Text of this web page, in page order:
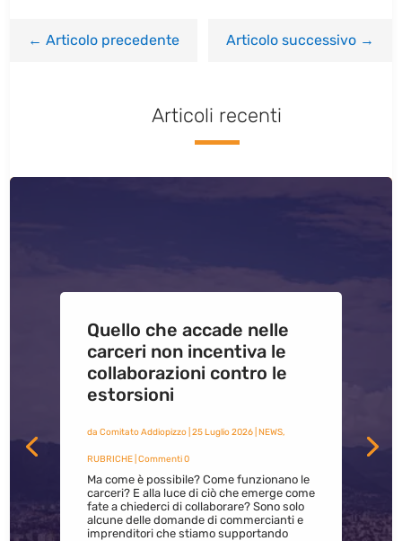
←Articolo precedente Articolo successivo→
Articoli recenti
Quello che accade nelle
carceri non incentiva le
collaborazioni contro le
estorsioni
da Comitato Addiopizzo| 25 Luglio 2026| NEWS,
RUBRICHE| Commenti 0
Ma come è possibile? Come funzionano le
carceri? E alla luce di ciò che emerge come
fate a chiederci di collaborare? Sono solo
alcune delle domande di commercianti e
imprenditori che stiamo supportando